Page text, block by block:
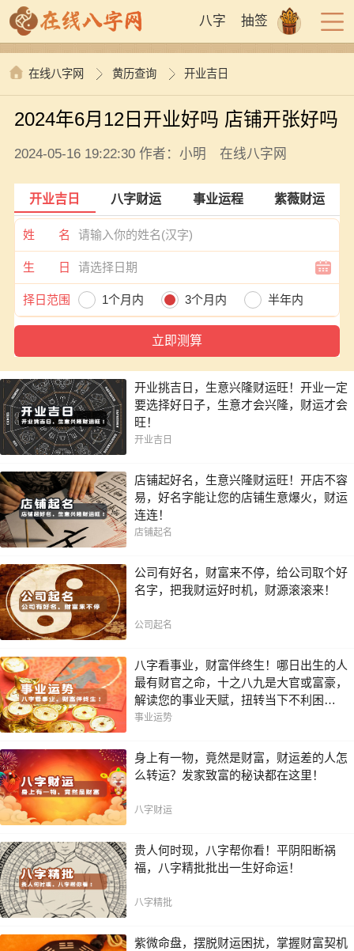
八字 抽签
在线八字网 黄历查询 开业吉日
2024年6月12日开业好吗 店铺开张好吗
2024-05-16 19:22:30 作者：小明 在线八字网
开业吉日 八字财运 事业运程 紫薇财运
姓 名
生 日
择日范围 1个月内 3个月内 半年内
开业挑吉日，生意兴隆财运旺！开业一定
要选择好日子，生意才会兴隆，财运才会
旺！
开业吉日
店铺起好名，生意兴隆财运旺！开店不容
易，好名字能让您的店铺生意爆火，财运
连连！
店铺起名
公司有好名，财富来不停，给公司取个好
名字，把我财运好时机，财源滚滚来！
公司起名
八字看事业，财富伴终生！哪日出生的人
最有财官之命，十之八九是大官或富豪，
解读您的事业天赋，扭转当下不利困
局！！
事业运势
身上有一物，竟然是财富，财运差的人怎
么转运？发家致富的秘诀都在这里！
八字财运
贵人何时现，八字帮你看！平阴阳断祸
福，八字精批批出一生好命运！
八字精批
紫微命盘，摆脱财运困扰，掌握财富契机